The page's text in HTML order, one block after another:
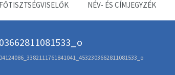
FŐTISZTSÉGVISELŐK NÉV- ÉS CÍMJEGYZÉK